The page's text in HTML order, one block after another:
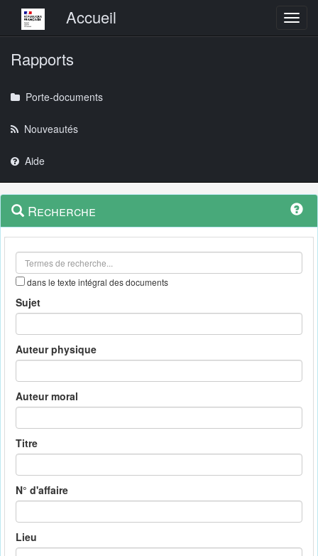
Menu principalAccueil
Rapports
Porte-documents
Nouveautés
Aide
Navigation
outils
Menu
contextuel
Recherche
dans le texte intégral des documents
Sujet
Auteur physique
Auteur moral
Titre
N° d'affaire
Lieu